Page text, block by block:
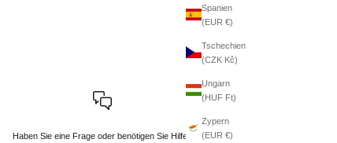
Spanien
(EUR €)
Tschechien
(CZK Kč)
Ungarn
(HUF Ft)
Zypern
(EUR €)
Haben Sie eine Frage oder benötigen Sie Hilfe?